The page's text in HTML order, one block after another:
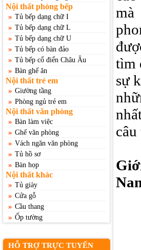
Nội thất phòng bếp
» Tủ bếp dạng chữ I
» Tủ bếp dạng chữ L
» Tủ bếp dạng chữ U
» Tủ bếp có bàn đảo
» Tủ bếp cổ điển Châu Âu
» Bàn ghế ăn
Nội thất trẻ em
» Giường tầng
» Phòng ngủ trẻ em
Nội thất văn phòng
» Bàn làm việc
» Ghế văn phòng
» Vách ngăn văn phòng
» Tủ hồ sơ
» Bàn họp
Nội thất khác
» Tủ giày
» Cửa gỗ
» Cầu thang
» Ốp tường
HỖ TRỢ TRỰC TUYẾN
mà
tìm
sự